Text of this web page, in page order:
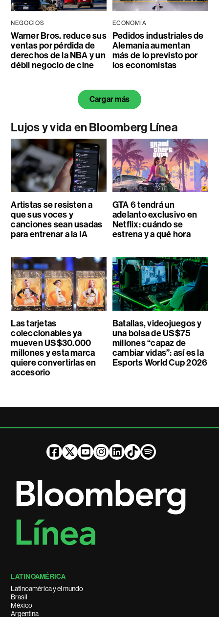
NEGOCIOS
Warner Bros. reduce sus
ventas por pérdida de
derechos de la NBA y un
débil negocio de cine
ECONOMÍA
Pedidos industriales de
Alemania aumentan
más de lo previsto por
los economistas
Cargar más
Lujos y vida en Bloomberg Línea
Artistas se resisten a
que sus voces y
canciones sean usadas
para entrenar a la IA
GTA 6 tendrá un
adelanto exclusivo en
Netflix: cuándo se
estrena y a qué hora
Las tarjetas
coleccionables ya
mueven US$30.000
millones y esta marca
quiere convertirlas en
accesorio
Batallas, videojuegos y
una bolsa de US$75
millones “capaz de
cambiar vidas”: así es la
Esports World Cup 2026
LATINOAMÉRICA
Latinoamérica y el mundo
Brasil
México
Argentina